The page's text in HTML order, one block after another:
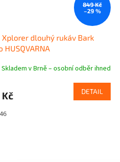
849 Kč
–29 %
Xplorer dlouhý rukáv Bark
HUSQVARNA
Skladem v Brně – osobní odběr ihned
DETAIL
46